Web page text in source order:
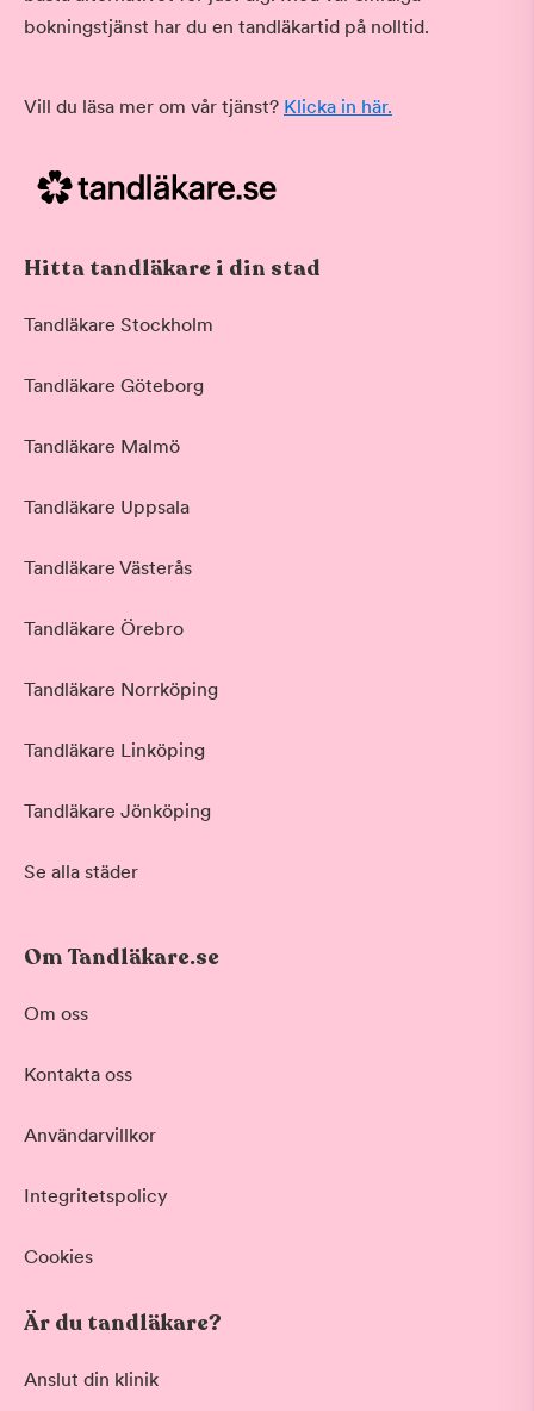
bokningstjänst har du en tandläkartid på nolltid.
Vill du läsa mer om vår tjänst? Klicka in här.
Hitta tandläkare i din stad
Tandläkare Stockholm
Tandläkare Göteborg
Tandläkare Malmö
Tandläkare Uppsala
Tandläkare Västerås
Tandläkare Örebro
Tandläkare Norrköping
Tandläkare Linköping
Tandläkare Jönköping
Se alla städer
Om Tandläkare.se
Om oss
Kontakta oss
Användarvillkor
Integritetspolicy
Cookies
Är du tandläkare?
Anslut din klinik